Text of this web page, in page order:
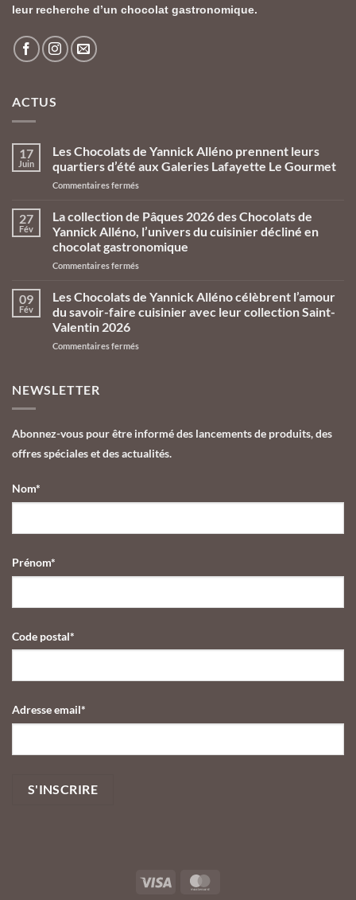
leur recherche d’un chocolat gastronomique.
ACTUS
17
Juin
Les Chocolats de Yannick Alléno prennent leurs
quartiers d’été aux Galeries Lafayette Le Gourmet
Commentaires fermés
Chocolats
de
Yannick
Alléno
prennent
quartiers
aux
Lafayette
27
Fév
La collection de Pâques 2026 des Chocolats de
Yannick Alléno, l’univers du cuisinier décliné en
chocolat gastronomique
Commentaires fermés
collection
de
Pâques
des
cuisinier
décliné
09
Fév
Les Chocolats de Yannick Alléno célèbrent l’amour
du savoir-faire cuisinier avec leur collection Saint-
Valentin 2026
Commentaires fermés
l’amour
du
collection
2026
NEWSLETTER
Abonnez-vous pour être informé des lancements de produits, des
offres spéciales et des actualités.
Nom*
Prénom*
Code postal*
Adresse email*
Visa